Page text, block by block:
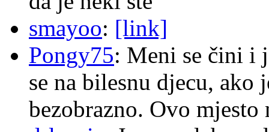
smayoo: [link]
Pongy75: Meni se čini i
se na bilesnu djecu, ako
bezobrazno. Ovo